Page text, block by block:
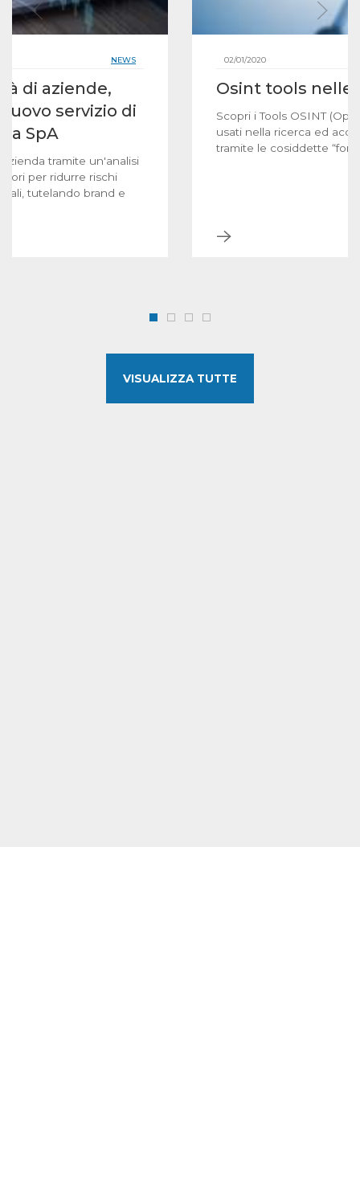
NEWS
di aziende,
servizio di
SpA
tramite un'analisi
per ridurre rischi
tutelando brand e
02/01/2020
Osint tools nelle
Scopri i Tools OSINT
usati nella ricerca ed
tramite le cosiddette
VISUALIZZA TUTTE